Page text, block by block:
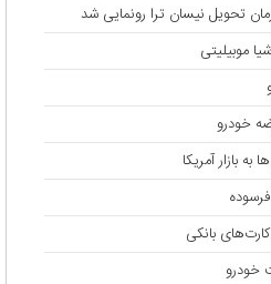
تحویل نیسان ترا رونمایی شد
موبیلیتی
خودرو
بازار آمریکا
بانکی
خودرو